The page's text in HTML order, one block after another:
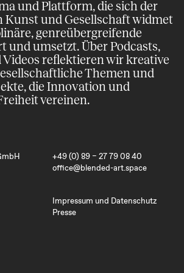
matter. Correct or
scores of a few of the
chosen which ones
minded about
And then we found
with the screens
us, and you
pointer, and it was all
very engaging. And
und Plattform, die sich der
Kunst und Gesell­schaft widmet
genre­übergreifende
und umsetzt. Über Podcasts,
Videos reflektieren wir kreative
Themen und
die Innovation und
vereinen.
+49 (0) 89 – 27 79 08 40
office@blended-art.space
Impressum und Datenschutz
Presse